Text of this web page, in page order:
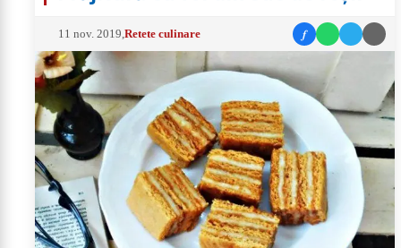
11 nov. 2019 ,Retete culinare f